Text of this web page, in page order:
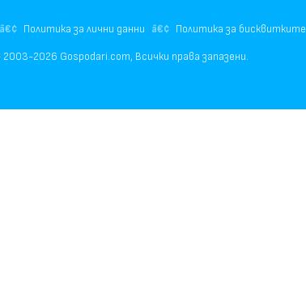
Политика за лични данни Политика за бисквитките
2003-2026 Gospodari.com, Всички права запазени.